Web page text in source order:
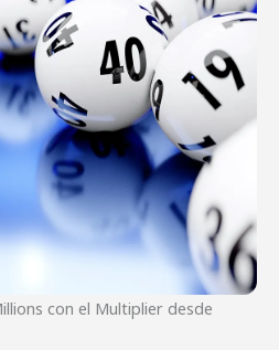
con el Multiplier desde